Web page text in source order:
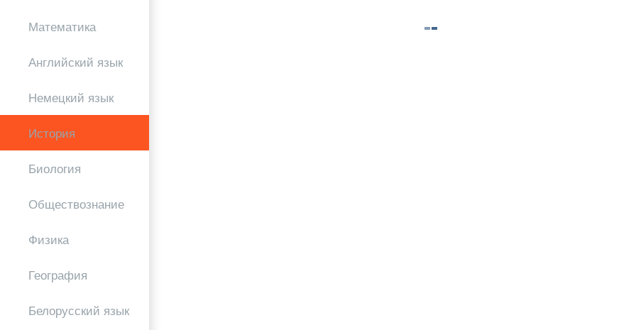
Математика
Английский язык
Немецкий язык
История
Биология
Обществознание
Физика
География
Белорусский язык